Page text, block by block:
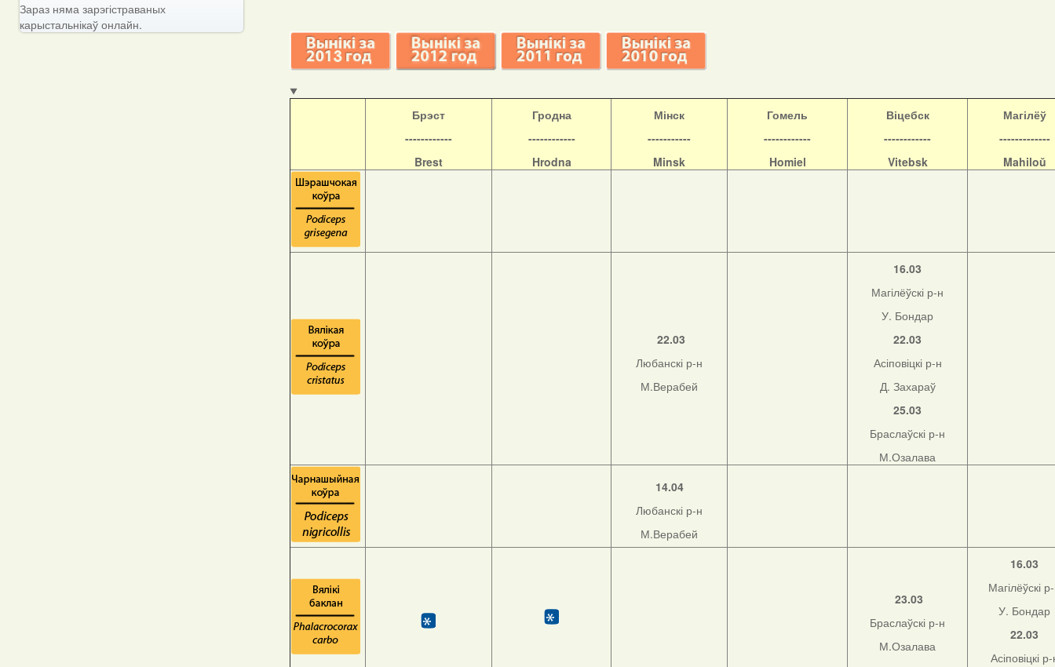
Брэст
------------
Brest
Гродна
------------
Hrodna
Мінск
-----------
Minsk
Гомель
------------
Homiel
Віцебск
------------
Vitebsk
Магілёў
-------------
Mahiloŭ
22.03
Любанскі р-н
М.Верабей
16.03
Магілёўскі р-н
У. Бондар
22.03
Асіповіцкі р-н
Д. Захараў
25.03
Браслаўскі р-н
М.Озалава
14.04
Любанскі р-н
М.Верабей
23.03
Браслаўскі р-н
М.Озалава
16.03
Магілёўскі
У. Бондар
22.03
Асіповіцкі
Зараз няма зарэгістраваных
карыстальнікаў онлайн.